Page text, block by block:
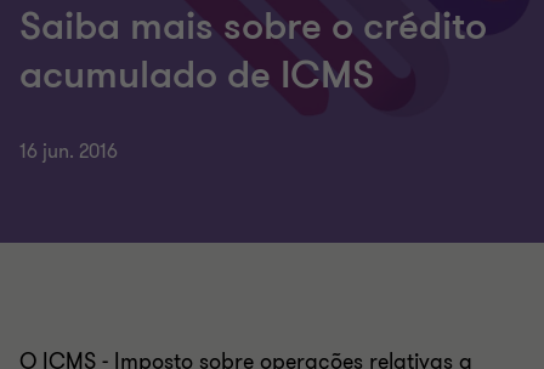
Saiba mais sobre o crédito
acumulado de ICMS
16 jun. 2016
O ICMS - Imposto sobre operações relativas a